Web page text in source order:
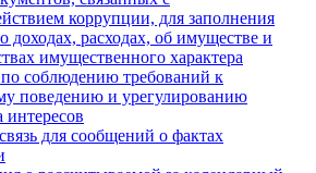
коррупции, для заполнения
доходах, расходах, об имуществе и
имущественного характера
соблюдению требований к
поведению и урегулированию
интересов
для сообщений о фактах